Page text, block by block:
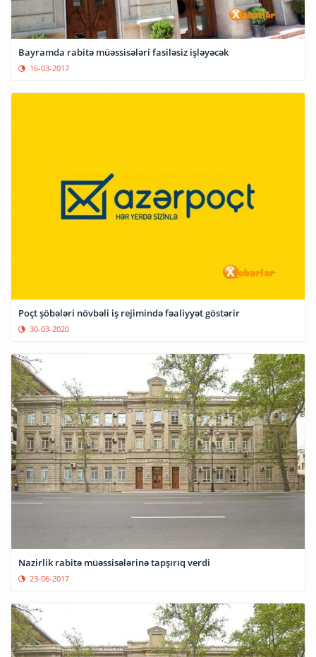
Bayramda rabitə müəssisələri fasiləsiz işləyəcək
16-03-2017
Poçt şöbələri növbəli iş rejimində fəaliyyət göstərir
30-03-2020
Nazirlik rabitə müəssisələrinə tapşırıq verdi
23-06-2017